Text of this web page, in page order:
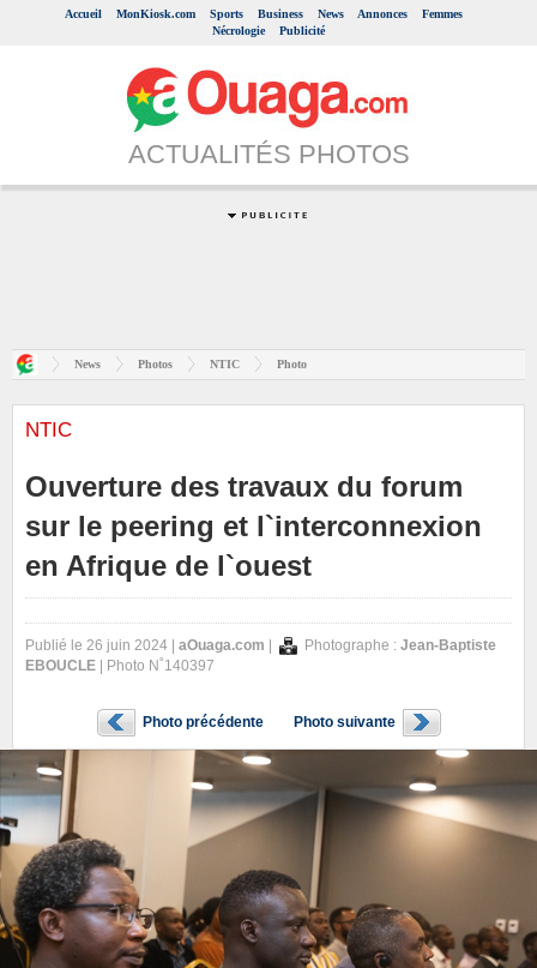
Accueil MonKiosk.com Sports Business News Annonces
Femmes
Nécrologie
Publicité
ACTUALITÉS PHOTOS
News Photos NTIC Photo
NTIC
Ouverture des travaux du forum
sur le peering et l`interconnexion
en Afrique de l`ouest
Publié le 26 juin 2024 | aOuaga.com Photographe : Jean-Baptiste
EBOUCLE | Photo N˚140397
Photo précédente Photo suivante